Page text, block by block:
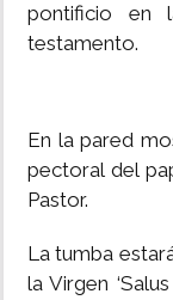
pontificio en
testamento.
En la pared
pectoral del
Pastor.
La tumba
la Virgen